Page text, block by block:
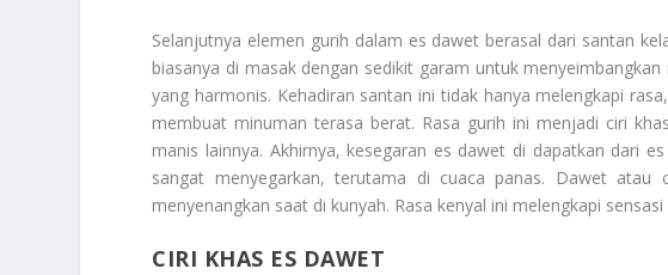
Selanjutnya elemen gurih dalam es dawet berasal dari santan
biasanya di masak dengan sedikit garam untuk
yang harmonis. Kehadiran santan ini tidak hanya melengkapi
membuat minuman terasa berat. Rasa gurih ini menjadi ciri
manis lainnya. Akhirnya, kesegaran es dawet di dapatkan dari
sangat menyegarkan, terutama di cuaca panas. Dawet atau
menyenangkan saat di kunyah. Rasa kenyal ini melengkapi
CIRI KHAS ES DAWET